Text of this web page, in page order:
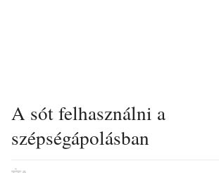
A sót felhasználni a
szépségápolásban